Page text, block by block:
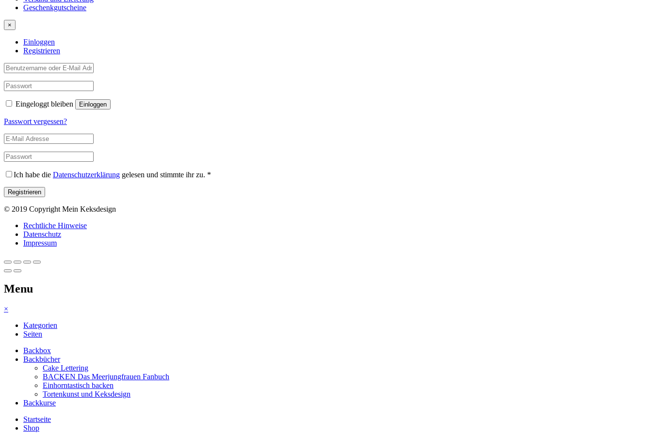
Geschenkgutscheine
×
Einloggen
Registrieren
Eingeloggt bleiben
Passwort vergessen?
Ich habe die Datenschutzerklärung gelesen und stimmte ihr zu. *
© 2019 Copyright Mein Keksdesign
Rechtliche Hinweise
Datenschutz
Impressum
Menu
×
Kategorien
Seiten
Backbox
Backbücher
Cake Lettering
BACKEN Das Meerjungfrauen Fanbuch
Einhorntastisch backen
Tortenkunst und Keksdesign
Backkurse
Startseite
Shop